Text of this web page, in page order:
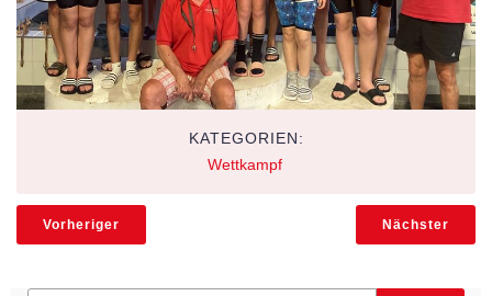
KATEGORIEN:
Wettkampf
Vorheriger Nächster